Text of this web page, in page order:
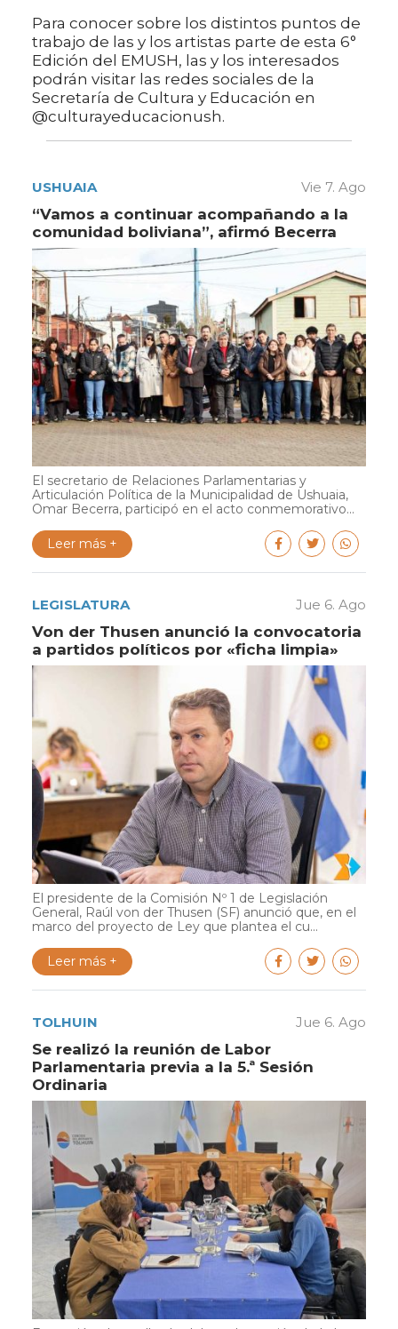
Para conocer sobre los distintos puntos de
trabajo de las y los artistas parte de esta 6°
Edición del EMUSH, las y los interesados
podrán visitar las redes sociales de la
Secretaría de Cultura y Educación en
@culturayeducacionush.
USHUAIA Vie 7. Ago
“Vamos a continuar acompañando a la
comunidad boliviana”, afirmó Becerra
El secretario de Relaciones Parlamentarias y
Articulación Política de la Municipalidad de Ushuaia,
Omar Becerra, participó en el acto conmemorativo...
Leer más +
LEGISLATURA Jue 6. Ago
Von der Thusen anunció la convocatoria
a partidos políticos por «ficha limpia»
El presidente de la Comisión Nº 1 de Legislación
General, Raúl von der Thusen (SF) anunció que, en el
marco del proyecto de Ley que plantea el cu...
Leer más +
TOLHUIN Jue 6. Ago
Se realizó la reunión de Labor
Parlamentaria previa a la 5.ª Sesión
Ordinaria